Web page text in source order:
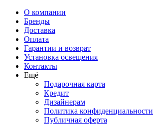
О компании
Бренды
Доставка
Оплата
Гарантии и возврат
Установка освещения
Контакты
Ещё
Подарочная карта
Кредит
Дизайнерам
Политика конфиденциальности
Публичная оферта